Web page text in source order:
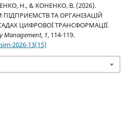
Н., & КОНЕНКО, В. (2026).
ТА ОРГАНІЗАЦІЙ
ЦИФРОВОЇ ТРАНСФОРМАЦІЇ.
Management, 1, 114-119.
2026-13(15)